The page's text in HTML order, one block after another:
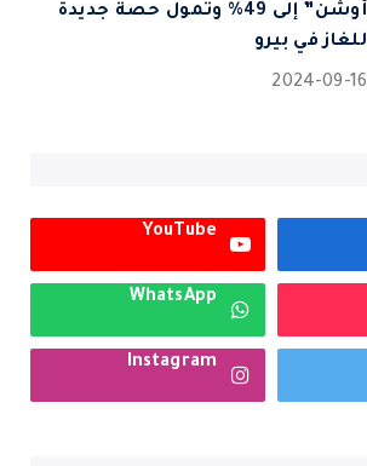
أوشن” إلى 49% وتمول حصة جديدة
للغاز في بيرو
2024-09-16
YouTube
WhatsApp
Instagram